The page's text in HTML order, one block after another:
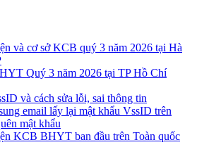
và cơ sở KCB quý 3 năm 2026 tại Hà
Quý 3 năm 2026 tại TP Hồ Chí
và cách sửa lỗi, sai thông tin
email lấy lại mật khẩu VssID trên
mật khẩu
KCB BHYT ban đầu trên Toàn quốc